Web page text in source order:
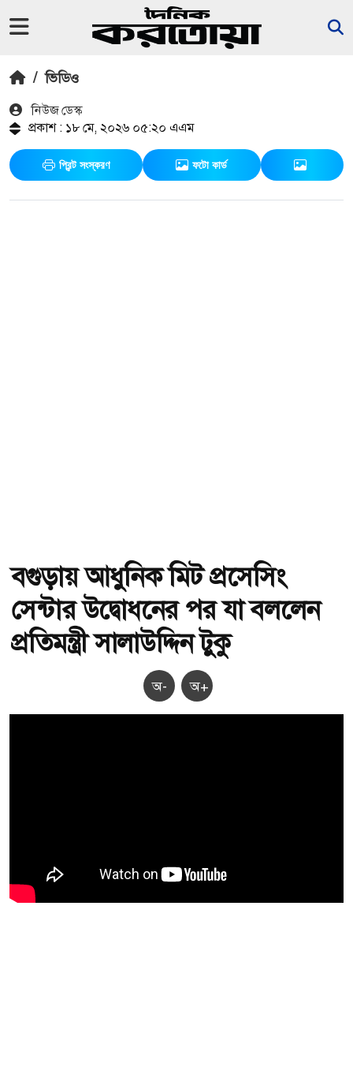
/ ভিডিও
নিউজ ডেস্ক
প্রকাশ : ১৮ মে, ২০২৬ ০৫:২০ এএম
প্রিন্ট সংস্করণ ফটো কার্ড
বগুড়ায় আধুনিক মিট প্রসেসিং
সেন্টার উদ্বোধনের পর যা বললেন
প্রতিমন্ত্রী সালাউদ্দিন টুকু
অ- অ+